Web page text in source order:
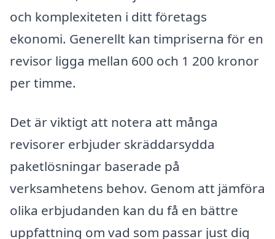
och komplexiteten i ditt företags
ekonomi. Generellt kan timpriserna för en
revisor ligga mellan 600 och 1 200 kronor
per timme.
Det är viktigt att notera att många
revisorer erbjuder skräddarsydda
paketlösningar baserade på
verksamhetens behov. Genom att jämföra
olika erbjudanden kan du få en bättre
uppfattning om vad som passar just dig